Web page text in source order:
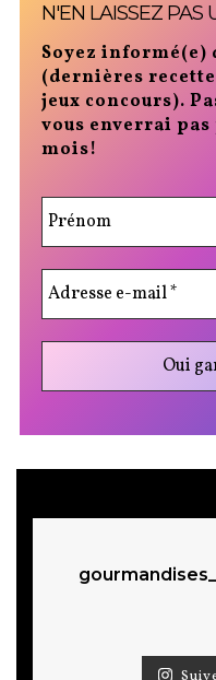
N'EN LAISSEZ PAS
Soyez informé(e)
(dernières
jeux concours).
vous enverrai
mois!